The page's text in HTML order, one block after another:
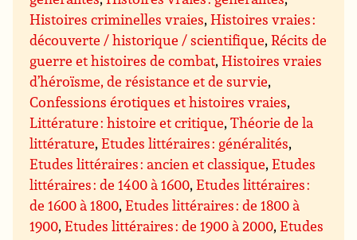
Histoires criminelles vraies,Histoires vraies :
découverte / historique / scientifique,Récits de
guerre et histoires de combat,Histoires vraies
d’héroïsme, de résistance et de survie,
Confessions érotiques et histoires vraies,
Littérature : histoire et critique,Théorie de la
littérature,Etudes littéraires : généralités,
Etudes littéraires : ancien et classique,Etudes
littéraires : de 1400 à 1600,Etudes littéraires :
de 1600 à 1800,Etudes littéraires : de 1800 à
1900,Etudes littéraires : de 1900 à 2000,Etudes